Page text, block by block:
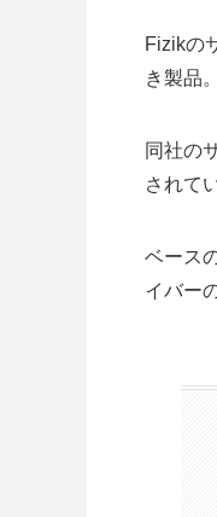
Fizikの
き製品。
同社の
されて
ベース
イバー